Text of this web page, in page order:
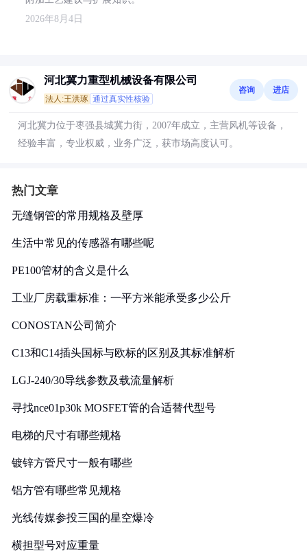
2026年8月4日
河北冀力重型机械设备有限公司
法人:王洪琢 通过真实性核验
咨询 进店
河北冀力位于枣强县城冀力街，2007年成立，主营风机等设备，
经验丰富，专业权威，业务广泛，获市场高度认可。
热门文章
无缝钢管的常用规格及壁厚
生活中常见的传感器有哪些呢
PE100管材的含义是什么
工业厂房载重标准：一平方米能承受多少公斤
CONOSTAN公司简介
C13和C14插头国标与欧标的区别及其标准解析
LGJ-240/30导线参数及载流量解析
寻找nce01p30k MOSFET管的合适替代型号
电梯的尺寸有哪些规格
镀锌方管尺寸一般有哪些
铝方管有哪些常见规格
光线传媒参投三国的星空爆冷
横担型号对应重量